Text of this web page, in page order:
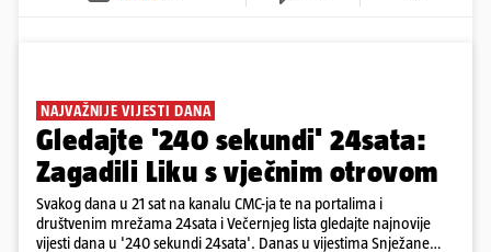
NAJVAŽNIJE VIJESTI DANA
Gledajte '240 sekundi' 24sata:
Zagadili Liku s vječnim otrovom
Svakog dana u 21 sat na kanalu CMC-ja te na portalima i
društvenim mrežama 24sata i Večernjeg lista gledajte najnovije
vijesti dana u '240 sekundi 24sata'. Danas u vijestima Snježane